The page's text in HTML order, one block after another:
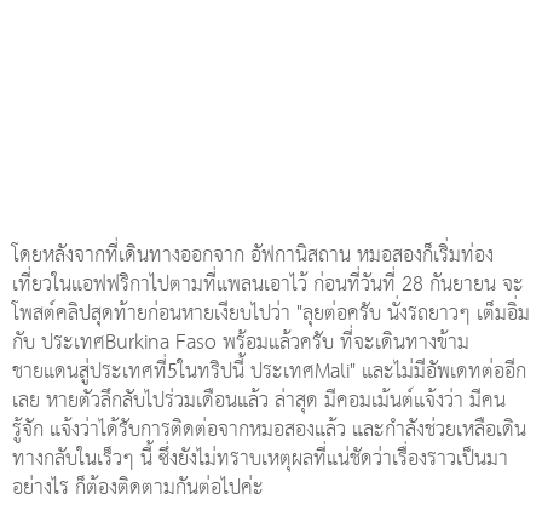
โดยหลังจากที่เดินทางออกจาก อัฟกานิสถาน หมอสองก็เริ่มท่อง
เที่ยวในแอฟฟริกาไปตามที่แพลนเอาไว้ ก่อนที่วันที่ 28 กันยายน จะ
โพสต์คลิปสุดท้ายก่อนหายเงียบไปว่า "ลุยต่อครับ นั่งรถยาวๆ เต็มอิ่ม
กับ ประเทศBurkina Faso พร้อมแล้วครับ ที่จะเดินทางข้าม
ชายแดนสู่ประเทศที่5ในทริปนี้ ประเทศMali" และไม่มีอัพเดทต่ออีก
เลย หายตัวลึกลับไปร่วมเดือนแล้ว ล่าสุด มีคอมเม้นต์แจ้งว่า มีคน
รู้จัก แจ้งว่าได้รับการติดต่อจากหมอสองแล้ว และกำลังช่วยเหลือเดิน
ทางกลับในเร็วๆ นี้ ซึ่งยังไม่ทราบเหตุผลที่แน่ชัดว่าเรื่องราวเป็นมา
อย่างไร ก็ต้องติดตามกันต่อไปค่ะ